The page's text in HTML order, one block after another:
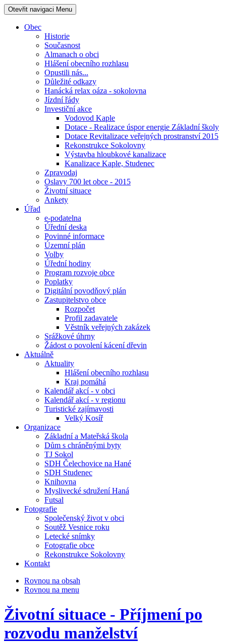
Otevřit navigaci Menu
Obec
Historie
Současnost
Almanach o obci
Hlášení obecního rozhlasu
Opustili nás...
Důležité odkazy
Hanácká relax oáza - sokolovna
Jízdní řády
Investiční akce
Vodovod Kaple
Dotace - Realizace úspor energie Základní školy
Dotace Revitalizace veřejných prostranství 2015
Rekonstrukce Sokolovny
Výstavba hloubkové kanalizace
Kanalizace Kaple, Studenec
Zpravodaj
Oslavy 700 let obce - 2015
Životní situace
Ankety
Úřad
e-podatelna
Úřední deska
Povinné informace
Územní plán
Volby
Úřední hodiny
Program rozvoje obce
Poplatky
Digitální povodňový plán
Zastupitelstvo obce
Rozpočet
Profil zadavatele
Věstník veřejných zakázek
Srážkové úhrny
Žádost o povolení kácení dřevin
Aktuálně
Aktuality
Hlášení obecního rozhlasu
Kraj pomáhá
Kalendář akcí - v obci
Kalendář akcí - v regionu
Turistické zajímavosti
Velký Kosíř
Organizace
Základní a Mateřská škola
Dům s chráněnými byty
TJ Sokol
SDH Čelechovice na Hané
SDH Studenec
Knihovna
Myslivecké sdružení Haná
Futsal
Fotografie
Společenský život v obci
Soutěž Vesnice roku
Letecké snímky
Fotografie obce
Rekonstrukce Sokolovny
Kontakt
Rovnou na obsah
Rovnou na menu
Životní situace - Příjmení po
rozvodu manželství